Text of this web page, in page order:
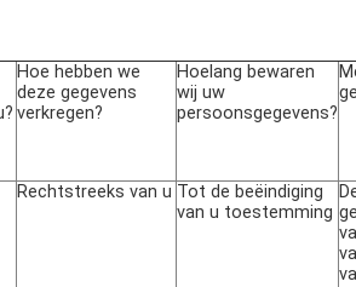
Hoe hebben we
deze gegevens
verkregen?
Hoelang bewaren
wij uw
persoonsgegevens?
Rechtstreeks van u Tot de beëindiging
van u toestemming